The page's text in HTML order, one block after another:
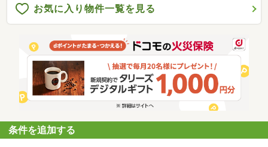
テ桐生店：徒歩５分♪
お気に入り物件一覧を見る
条件を追加する